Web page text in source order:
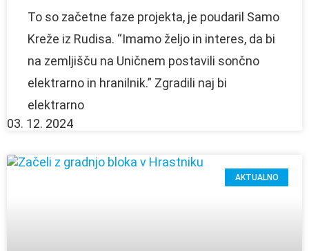
To so začetne faze projekta, je poudaril Samo
Kreže iz Rudisa. “Imamo željo in interes, da bi
na zemljišču na Uničnem postavili sončno
elektrarno in hranilnik.” Zgradili naj bi
elektrarno
03. 12. 2024
AKTUALNO